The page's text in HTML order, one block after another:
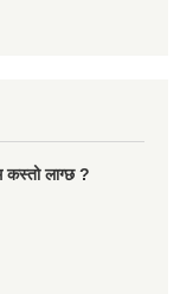
कस्तो लाग्छ ?